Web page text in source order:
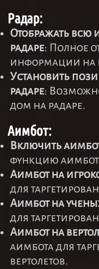
Радар:
Отображать
радаре: Полное
информации на
Установить
радаре:
дом на радаре.
Аимбот:
Включить
функцию
Аимбот на
для
Аимбот на
для
Аимбот на
аимбота для
вертолетов.